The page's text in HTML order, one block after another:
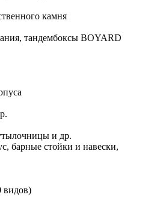
камня
тандембоксы BOYARD
и др.
барные стойки и навески,
видов)